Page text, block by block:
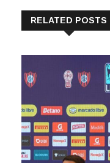
RELATED POSTS